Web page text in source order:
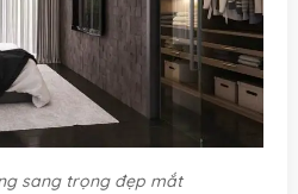
sang trọng đẹp mắt